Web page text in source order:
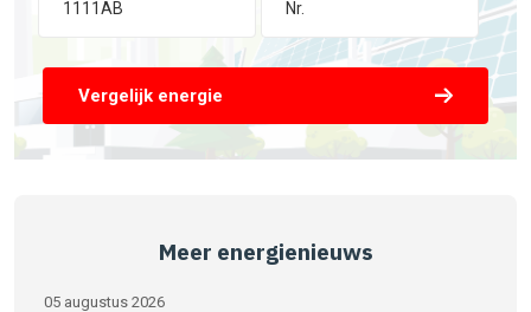
Vergelijk energie
Meer energienieuws
05 augustus 2026